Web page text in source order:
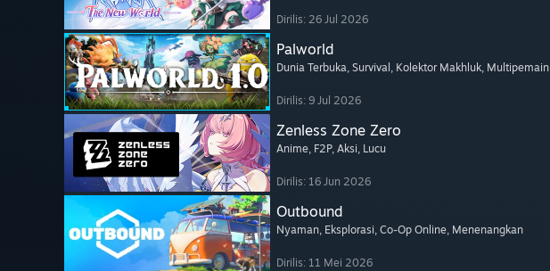
Dirilis: 26 Jul 2026
Palworld
Dunia Terbuka, Survival , Kolektor Makhluk, Multipemain
Dirilis: 9 Jul 2026
Zenless Zone Zero
Anime, F2P, Aksi, Lucu
Dirilis: 16 Jun 2026
Outbound
Nyaman, Eksplorasi, Co-Op Online, Menenangkan
Dirilis: 11 Mei 2026